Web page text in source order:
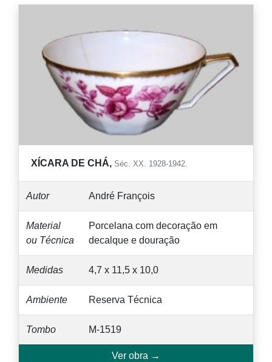
XÍCARA DE CHÁ, Séc. XX. 1928-1942.
Autor André François
Material
ou Técnica
Porcelana com decoração em
decalque e douração
Medidas 4,7 x 11,5 x 10,0
Ambiente Reserva Técnica
Tombo M-1519
Ver obra →